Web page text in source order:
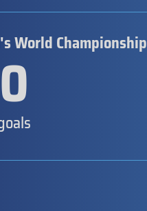
World Championship
0